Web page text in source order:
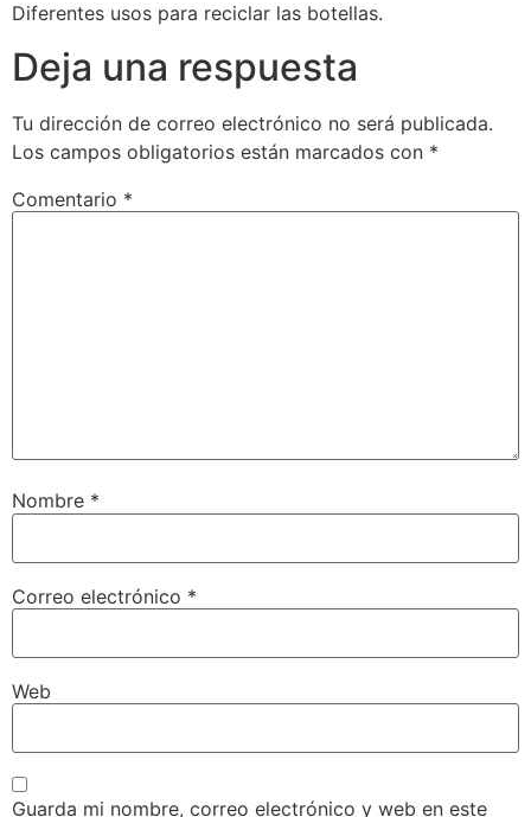
Diferentes usos para reciclar las botellas.
Deja una respuesta
Tu dirección de correo electrónico no será publicada.
Los campos obligatorios están marcados con *
Comentario *
Nombre *
Correo electrónico *
Web
Guarda mi nombre, correo electrónico y web en este